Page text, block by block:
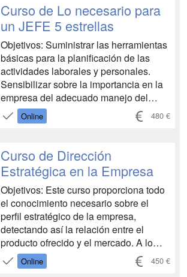
Curso de Lo necesario para
un JEFE 5 estrellas
Objetivos: Suministrar las herramientas
básicas para la planificación de las
actividades laborales y personales.
Sensibilizar sobre la importancia en la
empresa del adecuado manejo del
tiempo en las actividades laborales y
personales con el objeto de cumplir con
quehacer y su impacto en nuestro estilo
de vida. Analizar l...
Online 480 €
Curso de Dirección
Estratégica en la Empresa
Objetivos: Este curso proporciona todo
el conocimiento necesario sobre el
perfil estratégico de la empresa,
detectando así la relación entre el
producto ofrecido y el mercado. A lo
largo del mismo nos adentraremos en
los conceptos de estrategia y dirección
Online 450 €